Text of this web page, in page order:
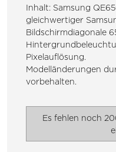
Inhalt: Samsung
gleichwertiger
Bildschirmdiagonale
Pixelauflösung.
Modelländerungen
vorbehalten.
Es fehlen noch